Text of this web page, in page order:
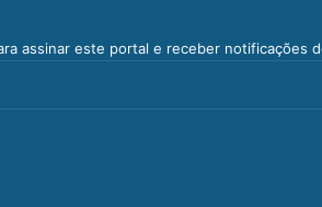
assinar este portal e receber notificações